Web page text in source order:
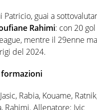
Patricio, guai a
Rahimi: con 20
mentre il 29enne
del 2024.
formazioni
Rabia, Kouame,
Rahimi. Allenatore: Ivic